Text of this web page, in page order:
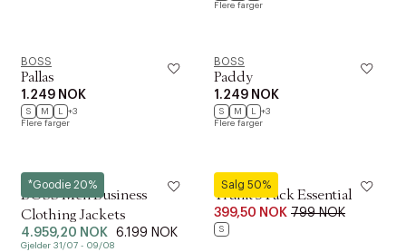
Flere farger
BOSS
Pallas
1.249 NOK
S M L +3
Flere farger
BOSS
Paddy
1.249 NOK
S M L +3
Flere farger
*Goodie 20%
BOSS
BOSS Men Business
Clothing Jackets
4.959,20 NOK 6.199 NOK
Gjelder 31/07 - 09/08
Salg 50%
BOSS
Trunk 5 Pack Essential
399,50 NOK 799 NOK
S